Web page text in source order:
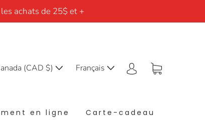
achats de 25$ et +
(CAD $) Français
en ligne Carte-cadeau